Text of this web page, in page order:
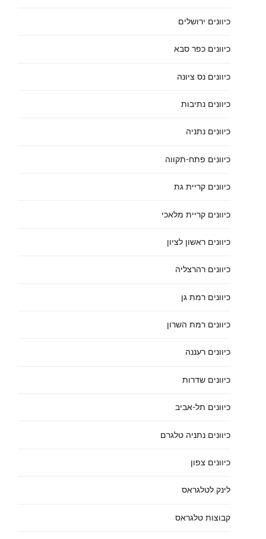
כיוונים ירושלים
כיוונים כפר סבא
כיוונים נס ציונה
כיוונים נתיבות
כיוונים נתניה
כיוונים פתח-תקווה
כיוונים קריית גת
כיוונים קריית מלאכי
כיוונים ראשון לציון
כיוונים רהרצליה
כיוונים רמת גן
כיוונים רמת השרון
כיוונים רעננה
כיוונים שדרות
כיוונים תל-אביב
כיוונים נתניה טלגרם
כיוונים צפון
לינק לטלגראס
קבוצות טלגראס